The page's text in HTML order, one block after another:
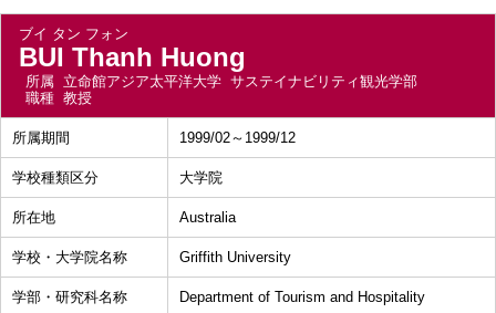
ブイ タン フォン
BUI Thanh Huong
所属 立命館アジア太平洋大学 サステイナビリティ観光学部
職種 教授
所属期間 1999/02～1999/12
学校種類区分 大学院
所在地 Australia
学校・大学院名称 Griffith University
学部・研究科名称 Department of Tourism and Hospitality